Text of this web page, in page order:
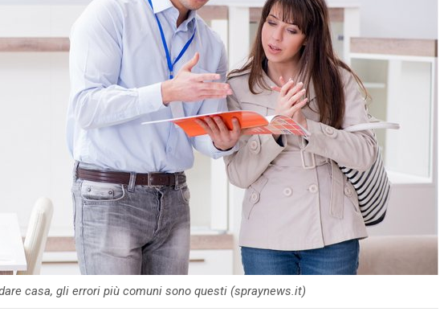
casa, gli errori più comuni sono questi (spraynews.it)